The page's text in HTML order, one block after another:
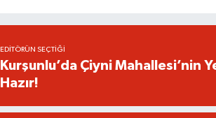
EDITÖRÜN SEÇTIĞI
Kurşunlu’da Çiyni Mahallesi’nin
Hazır!